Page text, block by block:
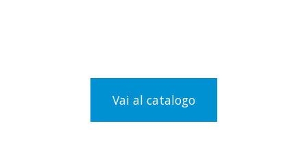
Vai al catalogo